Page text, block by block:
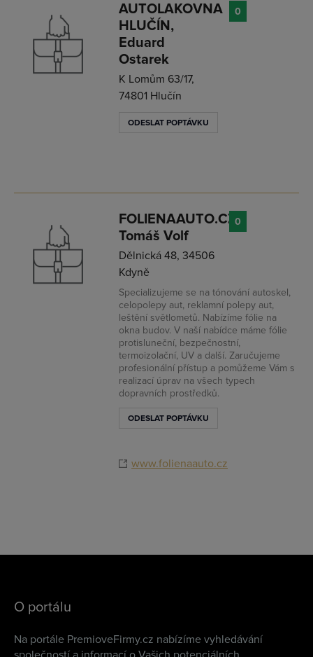
AUTOLAKOVNA
HLUČÍN,
Eduard
Ostarek
K Lomům 63/17,
74801 Hlučín
ODESLAT POPTÁVKU
0
FOLIENAAUTO.CZ,
Tomáš Volf
Dělnická 48, 34506
Kdyně
Specializujeme se na tónování autoskel,
celopolepy aut, reklamní polepy aut,
leštění světlometů. Nabízíme fólie na
okna budov. V naší nabídce máme fólie
protisluneční, bezpečnostní,
termoizolační, UV a další. Zaručujeme
profesionální přístup a pomůžeme Vám s
realizací úprav na všech typech
dopravních prostředků.
ODESLAT POPTÁVKU
www.folienaauto.cz
0
O portálu
Na portále PremioveFirmy.cz nabízíme vyhledávání